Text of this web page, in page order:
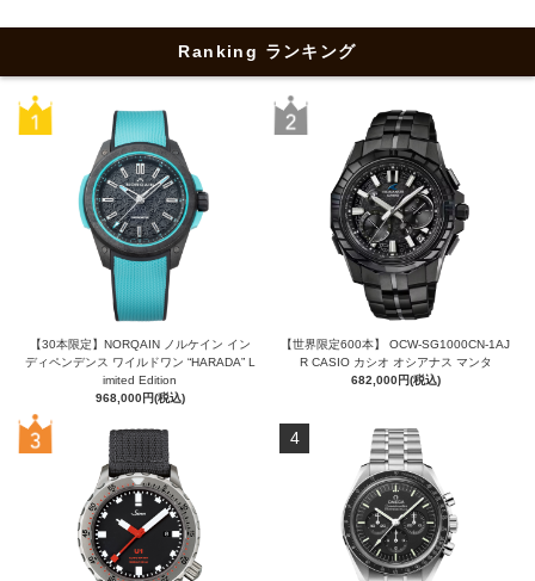
Ranking ランキング
【30本限定】NORQAIN ノルケイン イン
ディペンデンス ワイルドワン “HARADA” L
imited Edition
968,000円(税込)
【世界限定600本】 OCW-SG1000CN-1AJ
R CASIO カシオ オシアナス マンタ
682,000円(税込)
4